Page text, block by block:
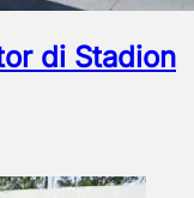
di Stadion